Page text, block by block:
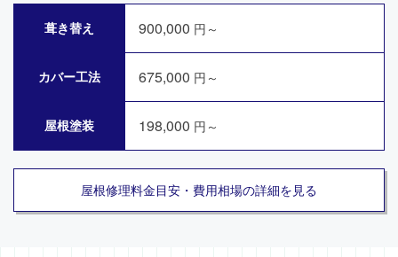
葺き替え 900,000 円～
カバー工法 675,000 円～
屋根塗装 198,000 円～
屋根修理料金目安・費用相場の詳細を見る